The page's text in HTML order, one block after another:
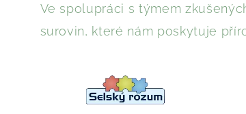
Ve spolupráci s týmem
surovin, které nám poskytuje